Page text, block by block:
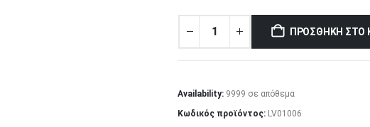
ΠΡΟΣΘΉΚΗ ΣΤΟ
Availability: 9999 σε απόθεμα
Κωδικός προϊόντος: LV01006